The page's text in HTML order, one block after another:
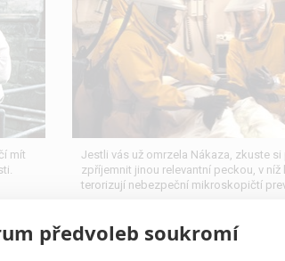
mít
Jestli vás už omrzela Nákaza, zkuste si
zpříjemnit jinou relevantní peckou, v níž
terorizují nebezpeční mikroskopičtí
předvoleb soukromí